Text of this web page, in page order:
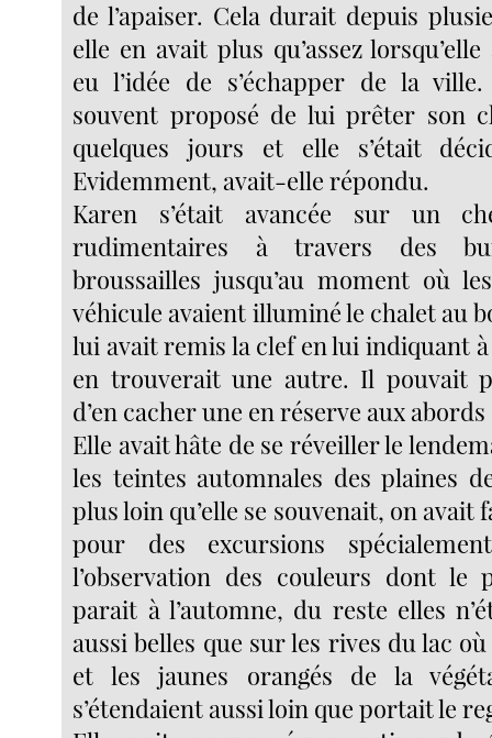
de l’apaiser. Cela durait depuis
elle en avait plus qu’assez
eu l’idée de s’échapper de la
souvent proposé de lui prêter son
quelques jours et elle s’était
Evidemment, avait-elle répondu.
Karen s’était avancée sur un
rudimentaires à travers des
broussailles jusqu’au moment où
véhicule avaient illuminé le chalet au
lui avait remis la clef en lui indiquant
en trouverait une autre. Il pouvait
d’en cacher une en réserve aux
Elle avait hâte de se réveiller le
les teintes automnales des plaines
plus loin qu’elle se souvenait, on avait
pour des excursions
l’observation des couleurs dont le
parait à l’automne, du reste elles
aussi belles que sur les rives du lac
et les jaunes orangés de la
s’étendaient aussi loin que portait le